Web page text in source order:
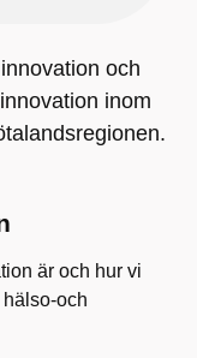
och
inom
är och hur vi
och